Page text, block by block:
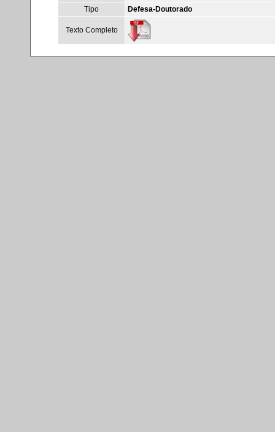
Tipo
Defesa-Doutorado
Texto Completo